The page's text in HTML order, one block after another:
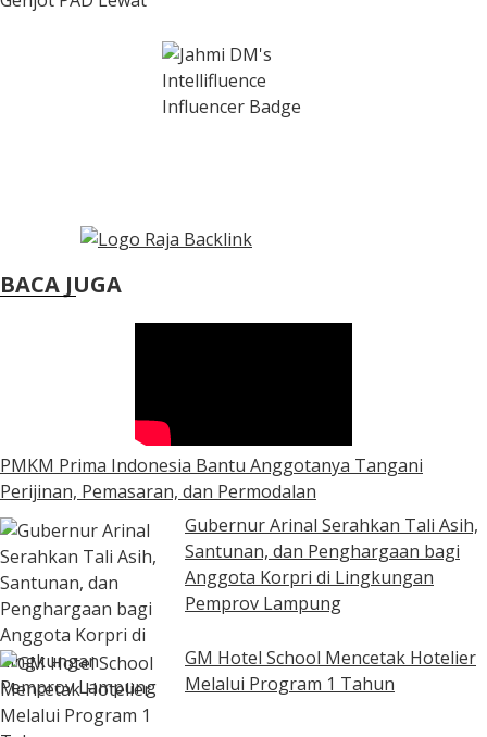
BACA JUGA
PMKM Prima Indonesia Bantu Anggotanya Tangani
Perijinan, Pemasaran, dan Permodalan
Gubernur Arinal Serahkan Tali Asih,
Santunan, dan Penghargaan bagi
Anggota Korpri di Lingkungan
Pemprov Lampung
GM Hotel School Mencetak Hotelier
Melalui Program 1 Tahun